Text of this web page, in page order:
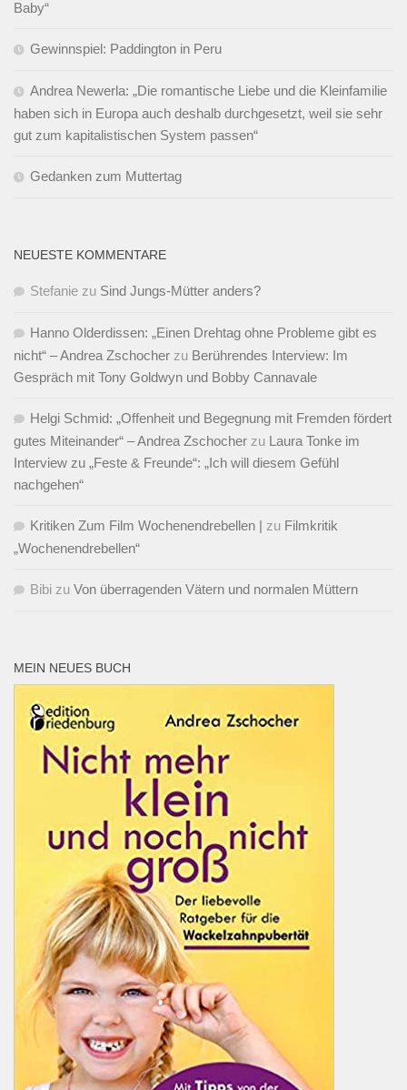
Baby“
Gewinnspiel: Paddington in Peru
Andrea Newerla: „Die romantische Liebe und die Kleinfamilie
haben sich in Europa auch deshalb durchgesetzt, weil sie sehr
gut zum kapitalistischen System passen“
Gedanken zum Muttertag
NEUESTE KOMMENTARE
Stefanie zu Sind Jungs-Mütter anders?
Hanno Olderdissen: „Einen Drehtag ohne Probleme gibt es
nicht“ – Andrea Zschocher zu Berührendes Interview: Im
Gespräch mit Tony Goldwyn und Bobby Cannavale
Helgi Schmid: „Offenheit und Begegnung mit Fremden fördert
gutes Miteinander“ – Andrea Zschocher zu Laura Tonke im
Interview zu „Feste & Freunde“: „Ich will diesem Gefühl
nachgehen“
Kritiken Zum Film Wochenendrebellen | zu Filmkritik
„Wochenendrebellen“
Bibi zu Von überragenden Vätern und normalen Müttern
MEIN NEUES BUCH